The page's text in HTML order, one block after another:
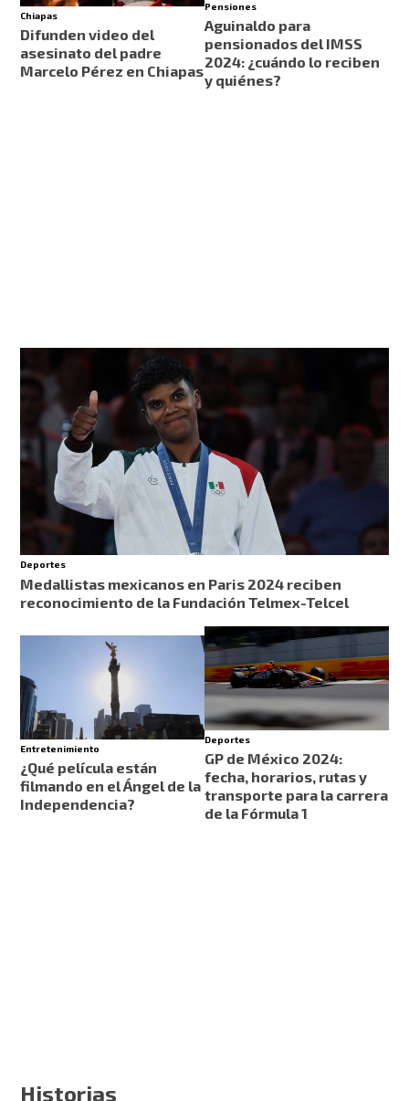
Chiapas
Difunden video del
asesinato del padre
Marcelo Pérez en Chiapas
Pensiones
Aguinaldo para
pensionados del IMSS
2024: ¿cuándo lo reciben
y quiénes?
Deportes
Medallistas mexicanos en Paris 2024 reciben
reconocimiento de la Fundación Telmex-Telcel
Entretenimiento
¿Qué película están
filmando en el Ángel de la
Independencia?
Deportes
GP de México 2024:
fecha, horarios, rutas y
transporte para la carrera
de la Fórmula 1
Historias